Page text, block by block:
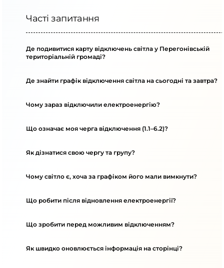
Часті запитання
Де подивитися карту відключень світла у Перегонівській
територіальній громаді?
Де знайти графік відключення світла на сьогодні та завтра?
Чому зараз відключили електроенергію?
Що означає моя черга відключення (1.1–6.2)?
Як дізнатися свою чергу та групу?
Чому світло є, хоча за графіком його мали вимкнути?
Що робити після відновлення електроенергії?
Що зробити перед можливим відключенням?
Як швидко оновлюється інформація на сторінці?